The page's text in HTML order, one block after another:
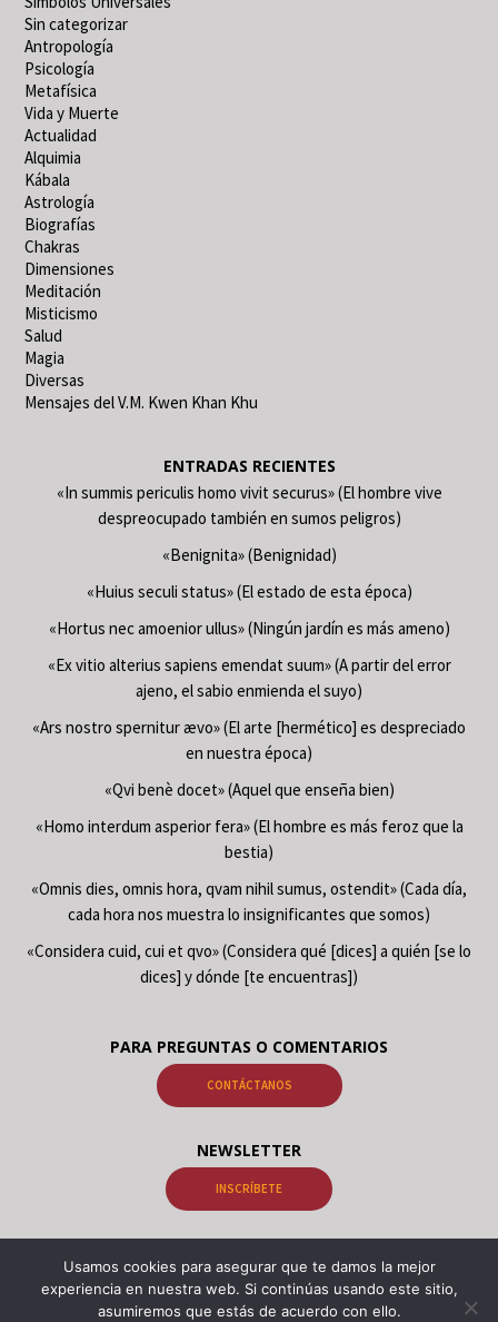
Sin categorizar
Antropología
Psicología
Metafísica
Vida y Muerte
Actualidad
Alquimia
Kábala
Astrología
Biografías
Chakras
Dimensiones
Meditación
Misticismo
Salud
Magia
Diversas
Mensajes del V.M. Kwen Khan Khu
ENTRADAS RECIENTES
«In summis periculis homo vivit securus» (El hombre vive
despreocupado también en sumos peligros)
«Benignita» (Benignidad)
«Huius seculi status» (El estado de esta época)
«Hortus nec amoenior ullus» (Ningún jardín es más ameno)
«Ex vitio alterius sapiens emendat suum» (A partir del error
ajeno, el sabio enmienda el suyo)
«Ars nostro spernitur ævo» (El arte [hermético] es despreciado
en nuestra época)
«Qvi benè docet» (Aquel que enseña bien)
«Homo interdum asperior fera» (El hombre es más feroz que la
bestia)
«Omnis dies, omnis hora, qvam nihil sumus, ostendit» (Cada día,
cada hora nos muestra lo insignificantes que somos)
«Considera cuid, cui et qvo» (Considera qué [dices] a quién [se lo
dices] y dónde [te encuentras])
PARA PREGUNTAS O COMENTARIOS
CONTÁCTANOS
NEWSLETTER
INSCRÍBETE
© 2026 Libros Gnosis Samael Aun Weor, Libros Gnosis Kwen Khan Khu.
Psicología Alquimia Astrología Meditación Cabalá | VOPUS, Portal
Usamos cookies para asegurar que te damos la mejor
experiencia en nuestra web. Si continúas usando este sitio,
asumiremos que estás de acuerdo con ello.